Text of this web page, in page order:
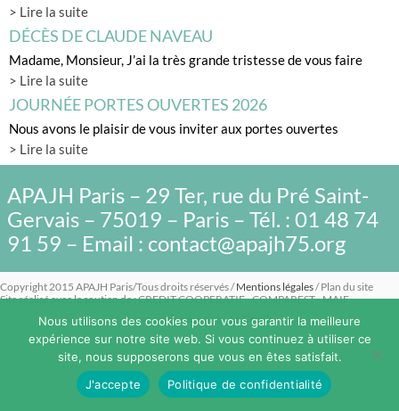
> Lire la suite
DÉCÈS DE CLAUDE NAVEAU
Madame, Monsieur, J’ai la très grande tristesse de vous faire
> Lire la suite
JOURNÉE PORTES OUVERTES 2026
Nous avons le plaisir de vous inviter aux portes ouvertes
> Lire la suite
APAJH Paris – 29 Ter, rue du Pré Saint-
Gervais – 75019 – Paris – Tél. : 01 48 74
91 59 – Email : contact@apajh75.org
Copyright 2015 APAJH Paris/Tous droits réservés /Mentions légales/ Plan du site
Site réalisé avec le soutien de : CREDIT COOPERATIF - COMPAREST - MAIF
Création de sites web -Le CerKle
Nous utilisons des cookies pour vous garantir la meilleure
expérience sur notre site web. Si vous continuez à utiliser ce
site, nous supposerons que vous en êtes satisfait.
J'accepte
Politique de confidentialité